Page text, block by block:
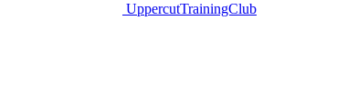
UppercutTrainingClub